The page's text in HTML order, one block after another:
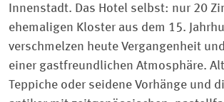
Innenstadt. Das Hotel selbst: nur 20
ehemaligen Kloster aus dem 15.
verschmelzen heute Vergangenheit
einer gastfreundlichen Atmosphäre.
Teppiche oder seidene Vorhänge und